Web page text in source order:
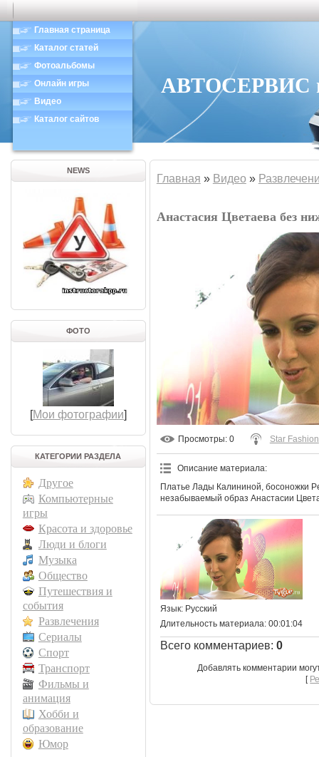
Главная страница
Каталог статей
Фотоальбомы
Онлайн игры
Видео
Каталог сайтов
АВТОСЕРВИС в
NEWS
ФОТО
[Мои фотографии]
КАТЕГОРИИ РАЗДЕЛА
Другое
Компьютерные
игры
Красота и здоровье
Люди и блоги
Музыка
Общество
Путешествия и
события
Развлечения
Сериалы
Спорт
Транспорт
Фильмы и
анимация
Хобби и
образование
Юмор
Главная » Видео »
Анастасия Цветаева без
Просмотры: 0 Star Fashion
Описание материала:
Платье Лады Калининой, босоножки
незабываемый образ Анастасии
Язык: Русский
Длительность материала: 00:01:04
Всего комментариев: 0
Добавлять комментарии
[